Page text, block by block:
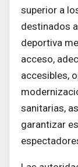
superior a
destinados
deportiva
acceso,
accesibles,
sanitarias,
garantizar